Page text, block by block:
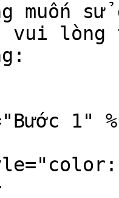
muốn
vui
1"